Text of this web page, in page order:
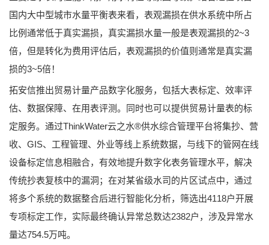
国内大中型城市水量平衡表来看，表观漏损在供水系统中所占
比例通常低于真实漏损，真实漏损水量一般是表观漏损的2~3
倍，但是转化为费用评估后，表观漏损的价值则通常是真实漏
损的3~5倍！
拓安信推出贸易计量产品数字化服务，包括大表标定、效率评
估、数据保障、在用表评测。同时也可以提供贸易计量表的标
定服务。通过ThinkWater云之水®供水综合管理平台将集抄、营
收、GIS、工程管理、外业等线上系统数据，与线下的管网在线
设备标定信息相融合，有效地提升数字化表务管理水平，解决
传统抄表复核中的漏洞；在对某省级水司的片区试点中，通过
将多个系统的数据整合后进行智能化分析，筛选出4118户开展
专项标定工作，实际最终确认异常总数达2382户，涉及异常水
量达754.5万吨。